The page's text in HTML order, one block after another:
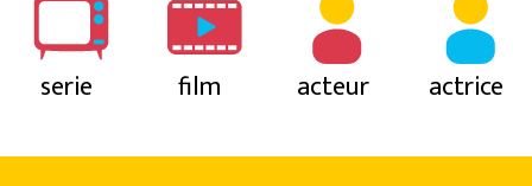
serie film acteur actrice